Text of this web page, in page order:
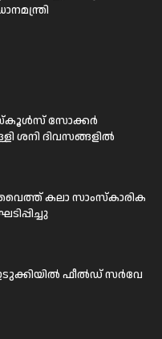
സ്കൂൾസ് സോക്കർ
ശനി ദിവസങ്ങളിൽ
കലാ സാംസ്കാരിക
ഫീല്‍ഡ് സര്‍വേ